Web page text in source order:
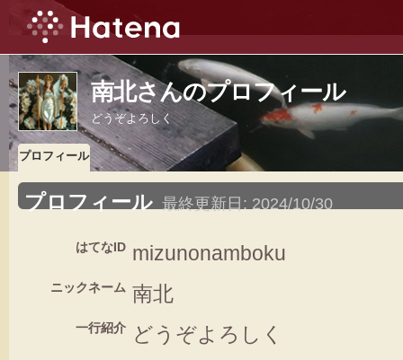
南北さんのプロフィール
どうぞよろしく
プロフィール
プロフィール 最終更新日: 2024/10/30
はてなID mizunonamboku
ニックネーム 南北
一行紹介 どうぞよろしく